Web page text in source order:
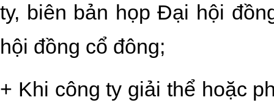
ty, biên bản họp Đại hội
hội đồng cổ đông;
+ Khi công ty giải thể hoặc